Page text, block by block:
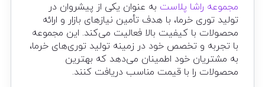
مجموعه راشا پلاست به عنوان یکی از پیشروان در
تولید توری خرما، با هدف تأمین نیازهای بازار و ارائه
محصولات با کیفیت بالا فعالیت می‌کند. این مجموعه
با تجربه و تخصص خود در زمینه تولید توری‌های خرما،
به مشتریان خود اطمینان می‌دهد که بهترین
محصولات را با قیمت مناسب دریافت کنند.